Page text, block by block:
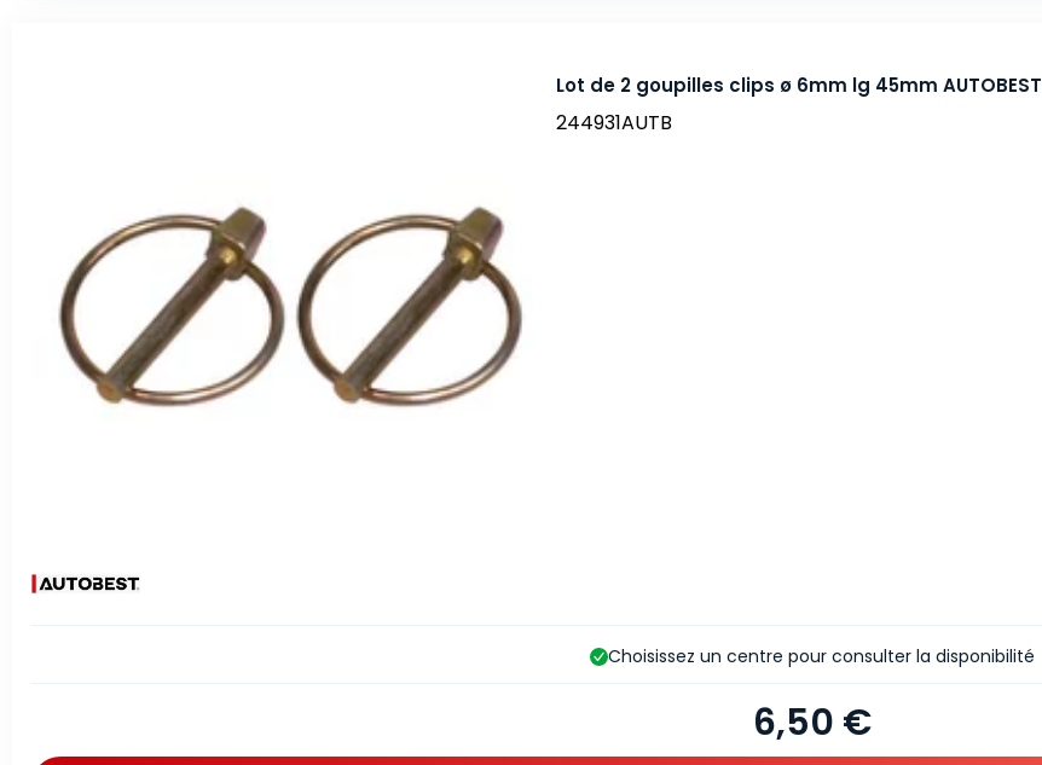
Lot de 2 goupilles clips ø 6mm lg 45mm AUTOBEST
244931AUTB
6,50 €
Choisissez un centre pour consulter la disponibilité